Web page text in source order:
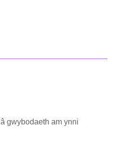
gwybodaeth am ynni